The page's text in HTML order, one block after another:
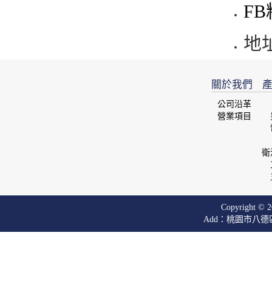
FB
地
關於我們
公司沿革
營業項目
衛
Copyright ©
Add：桃園市八